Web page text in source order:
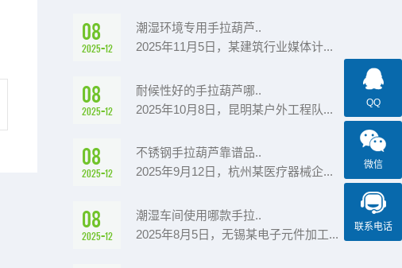
08
2025-12
潮湿环境专用手拉葫芦..
2025年11月5日，某建筑行业媒体计...
08
2025-12
耐候性好的手拉葫芦哪..
2025年10月8日，昆明某户外工程队...
08
2025-12
不锈钢手拉葫芦靠谱品..
2025年9月12日，杭州某医疗器械企...
08
2025-12
潮湿车间使用哪款手拉..
2025年8月5日，无锡某电子元件加工...
QQ
微信
联系电话